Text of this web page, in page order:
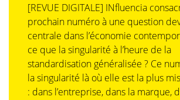
[REVUE DIGITALE] INfluencia
prochain numéro à une question
centrale dans l’économie
ce que la singularité à l’heure de la
standardisation généralisée ? Ce
la singularité là où elle est la plus
: dans l’entreprise, dans la marque,